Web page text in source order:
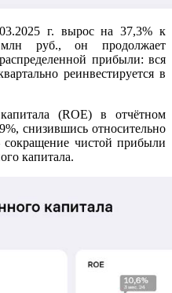
г. вырос на 37,3% к
руб., он продолжает
прибыли: вся
реинвестируется в
капитала (ROE) в отчётном
снизившись относительно
чистой прибыли
капитала.